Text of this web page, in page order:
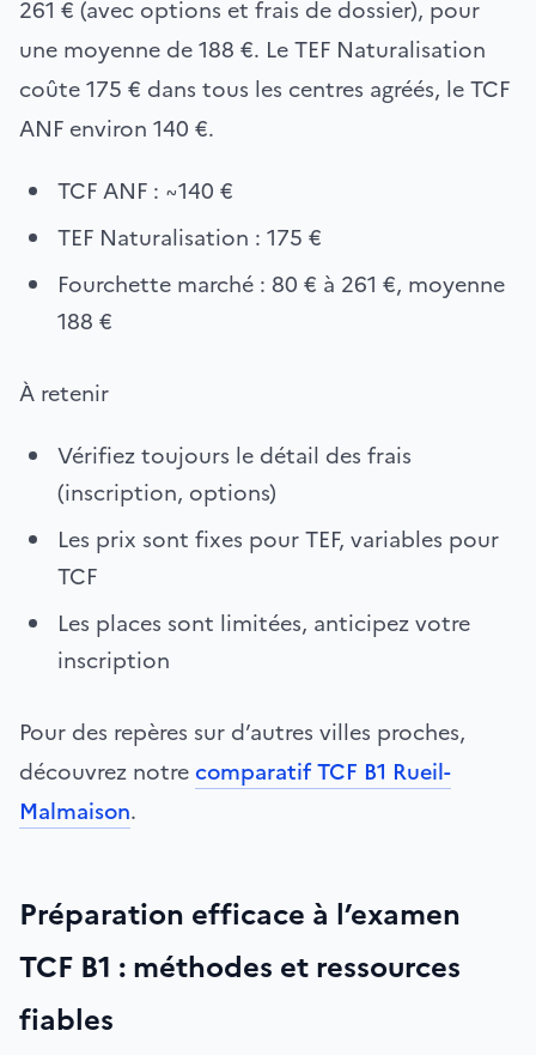
261 € (avec options et frais de dossier), pour
une moyenne de 188 €. Le TEF Naturalisation
coûte 175 € dans tous les centres agréés, le TCF
ANF environ 140 €.
TCF ANF : ~140 €
TEF Naturalisation : 175 €
Fourchette marché : 80 € à 261 €, moyenne
188 €
À retenir
Vérifiez toujours le détail des frais
(inscription, options)
Les prix sont fixes pour TEF, variables pour
TCF
Les places sont limitées, anticipez votre
inscription
Pour des repères sur d’autres villes proches,
découvrez notrecomparatif TCF B1 Rueil-
Malmaison.
Préparation efficace à l’examen
TCF B1 : méthodes et ressources
fiables